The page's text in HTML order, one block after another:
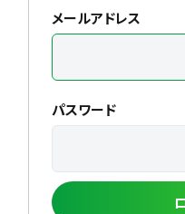
メールアドレス
パスワード